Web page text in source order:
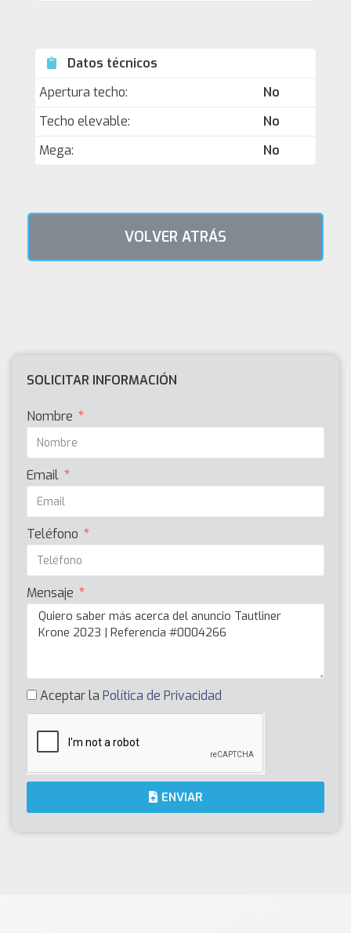
Datos técnicos
Apertura techo:
No
Techo elevable:
No
Mega:
No
VOLVER ATRÁS
SOLICITAR INFORMACIÓN
Nombre
Email
Teléfono
Mensaje
Aceptar la Política de Privacidad
ENVIAR